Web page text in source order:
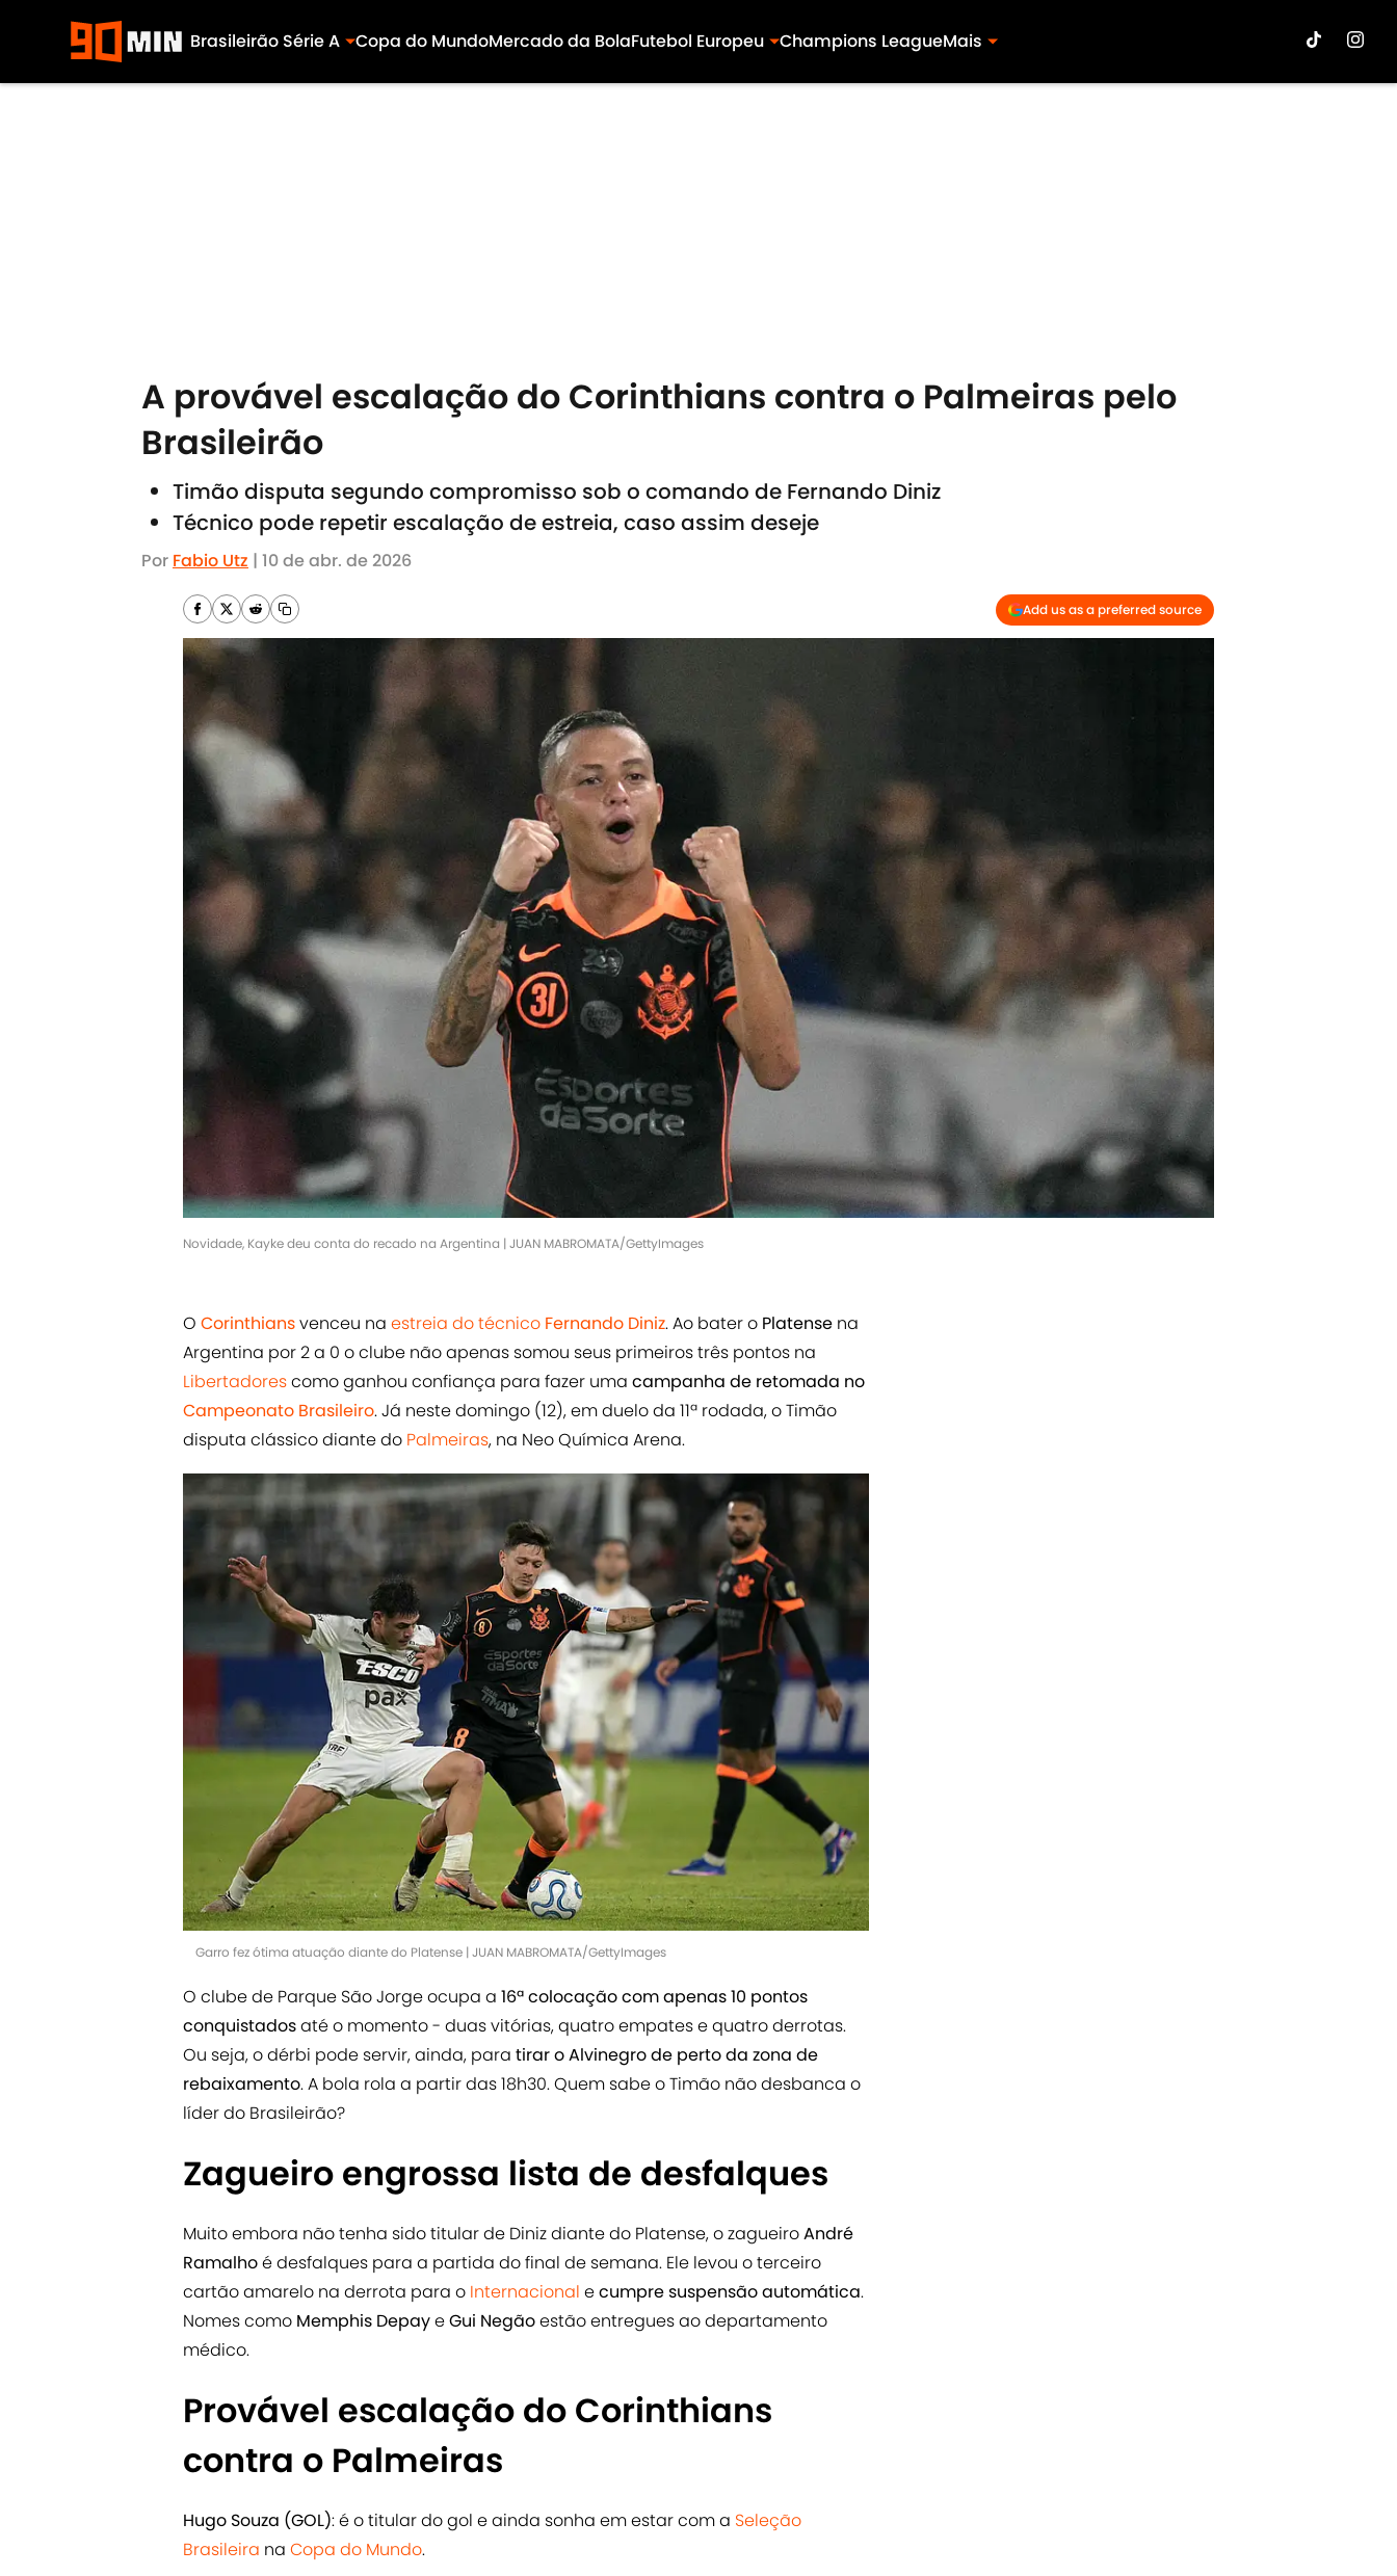
Brasileirão Série A Copa do MundoMercado da BolaFutebol Europeu Champions LeagueMais
A provável escalação do Corinthians contra o Palmeiras pelo
Brasileirão
Timão disputa segundo compromisso sob o comando de Fernando Diniz
Técnico pode repetir escalação de estreia, caso assim deseje
Por Fabio Utz | 10 de abr. de 2026
Add us as a preferred source
Novidade, Kayke deu conta do recado na Argentina | JUAN MABROMATA/GettyImages
O Corinthiansvenceu na estreia do técnico Fernando Diniz. Ao bater o Platense na
Argentina por2 a 0 o clube não apenas somou seus primeiros três pontos na
Libertadorescomo ganhou confiança para fazer uma campanha de retomada no
Campeonato Brasileiro. Já neste domingo (12), em duelo da 11ª rodada, o Timão
disputa clássico diante do Palmeiras, na Neo Química Arena.
Garro fez ótima atuação diante do Platense | JUAN MABROMATA/GettyImages
O clube de Parque São Jorge ocupa a 16ª colocação com apenas 10 pontos
conquistadosaté o momento - duas vitórias, quatro empates e quatro derrotas.
Ou seja, o dérbi pode servir, ainda, para tirar o Alvinegro de perto da zona de
rebaixamento. A bola rola a partir das 18h30. Quem sabe o Timão não desbanca o
líder do Brasileirão?
Zagueiro engrossa lista de desfalques
Muito embora não tenha sido titular de Diniz diante do Platense, o zagueiroAndré
Ramalhoé desfalques para a partida do final de semana. Ele levou o terceiro
cartão amarelo na derrota para o Internacional ecumpre suspensão automática.
Nomes como Memphis DepayeGui Negãoestão entregues ao departamento
médico.
Provável escalação do Corinthians
contra o Palmeiras
Hugo Souza (GOL): é o titular do gol e ainda sonha em estar com a Seleção
Brasileira na Copa do Mundo.